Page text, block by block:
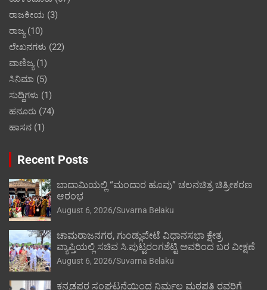
ರಾಜಕೀಯ (3)
ರಾಜ್ಯ(10)
ಲೇಖನಗಳು (22)
ವಾಣಿಜ್ಯ(1)
ಸಿನಿಮಾ (5)
ಸುದ್ದಿಗಳು (1)
ಹನೂರು (74)
ಹಾಸನ (1)
Recent Posts
ಬಾದಾಮಿಯಲ್ಲಿ “ಮಂದಾರ ಹೂವು” ಚಲನಚಿತ್ರ ಚಿತ್ರೀಕರಣ
ಆರಂಭ
August 6, 2026 Suvarna Belaku
ಚಾಮರಾಜನಗರ, ಗುಂಡ್ಲುಪೇಟೆ ವಿಧಾನಸಭಾ ಕ್ಷೇತ್ರ
ವ್ಯಾಪ್ತಿಯಲ್ಲಿ ಸಚಿವ ಸಿ.ಪುಟ್ಟರಂಗಶೆಟ್ಟಿ ಅವರಿಂದ ಬರ ವೀಕ್ಷಣೆ
August 6, 2026 Suvarna Belaku
ಕನ್ನಡಪರ ಸಂಘಟನೆಯಿಂದ ನಿರ್ಮಲ ಮಠಪತಿ ರವರಿಗೆ